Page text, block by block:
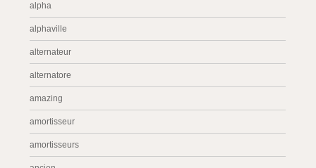
alpha
alphaville
alternateur
alternatore
amazing
amortisseur
amortisseurs